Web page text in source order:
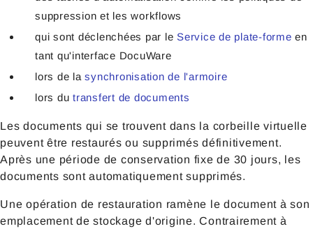
suppression et les workflows
qui sont déclenchées par le Service de plate-forme en
tant qu'interface DocuWare
lors de lasynchronisation de l'armoire
lors du transfert de documents
Les documents qui se trouvent dans la corbeille virtuelle
peuvent être restaurés ou supprimés définitivement.
Après une période de conservation fixe de 30 jours, les
documents sont automatiquement supprimés.
Une opération de restauration ramène le document à son
emplacement de stockage d'origine. Contrairement à